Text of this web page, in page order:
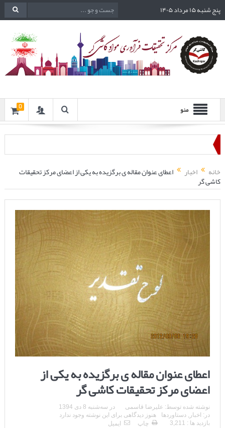
پنج شنبه ۱۵ مرداد ۱۴۰۵
منو 0
خانه اخبار اعطای عنوان مقاله ی برگزیده به یکی از اعضای مرکز تحقیقات
کاشی گر
اعطای عنوان مقاله ی برگزیده به یکی از
اعضای مرکز تحقیقات کاشی گر
نوشته شده توسط: علیرضا قاسمی در سه‌شنبه 8 دی 1394
در: اخبار , دستاوردها
هنوز دیدگاهی برای این نوشته وجود ندارد
بازدید ها : 3,211
چاپ ایمیل